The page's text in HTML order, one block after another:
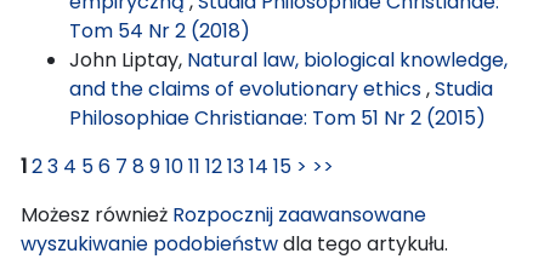
Tom 54 Nr 2 (2018)
John Liptay, Natural law, biological knowledge,
and the claims of evolutionary ethics,Studia
Philosophiae Christianae: Tom 51 Nr 2 (2015)
123 4 56 7 891011 121314 15 > >>
Możesz również Rozpocznij zaawansowane
wyszukiwanie podobieństwdla tego artykułu.